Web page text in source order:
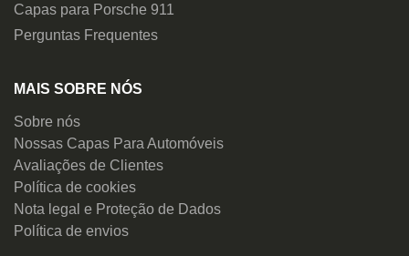
Capas para Porsche 911
Perguntas Frequentes
MAIS SOBRE NÓS
Sobre nós
Nossas Capas Para Automóveis
Avaliações de Clientes
Política de cookies
Nota legal e Proteção de Dados
Política de envios